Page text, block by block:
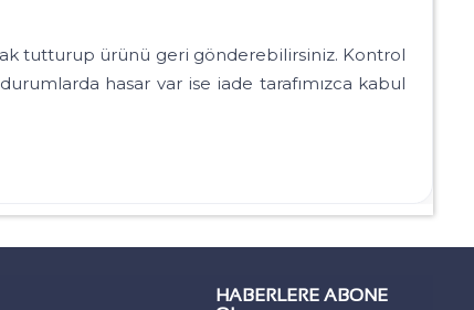
tutturup ürünü geri gönderebilirsiniz. Kontrol
hasar var ise iade tarafımızca kabul
HABERLERE ABONE